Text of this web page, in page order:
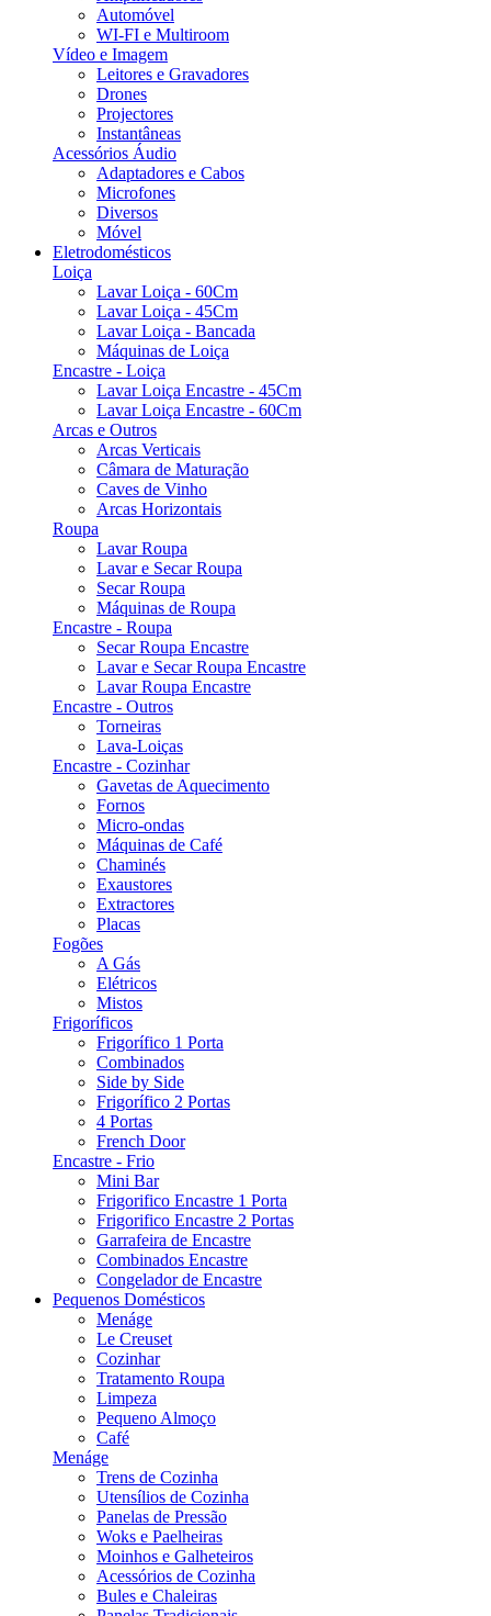
Automóvel
WI-FI e Multiroom
Vídeo e Imagem
Leitores e Gravadores
Drones
Projectores
Instantâneas
Acessórios Áudio
Adaptadores e Cabos
Microfones
Diversos
Móvel
Eletrodomésticos
Loiça
Lavar Loiça - 60Cm
Lavar Loiça - 45Cm
Lavar Loiça - Bancada
Máquinas de Loiça
Encastre - Loiça
Lavar Loiça Encastre - 45Cm
Lavar Loiça Encastre - 60Cm
Arcas e Outros
Arcas Verticais
Câmara de Maturação
Caves de Vinho
Arcas Horizontais
Roupa
Lavar Roupa
Lavar e Secar Roupa
Secar Roupa
Máquinas de Roupa
Encastre - Roupa
Secar Roupa Encastre
Lavar e Secar Roupa Encastre
Lavar Roupa Encastre
Encastre - Outros
Torneiras
Lava-Loiças
Encastre - Cozinhar
Gavetas de Aquecimento
Fornos
Micro-ondas
Máquinas de Café
Chaminés
Exaustores
Extractores
Placas
Fogões
A Gás
Elétricos
Mistos
Frigoríficos
Frigorífico 1 Porta
Combinados
Side by Side
Frigorífico 2 Portas
4 Portas
French Door
Encastre - Frio
Mini Bar
Frigorifico Encastre 1 Porta
Frigorifico Encastre 2 Portas
Garrafeira de Encastre
Combinados Encastre
Congelador de Encastre
Pequenos Domésticos
Menáge
Le Creuset
Cozinhar
Tratamento Roupa
Limpeza
Pequeno Almoço
Café
Menáge
Trens de Cozinha
Utensílios de Cozinha
Panelas de Pressão
Woks e Paelheiras
Moinhos e Galheteiros
Acessórios de Cozinha
Bules e Chaleiras